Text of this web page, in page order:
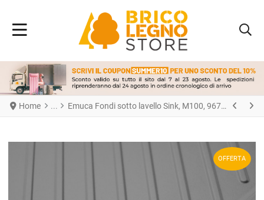
Home Emuca Fondi sotto lavello Sink, M100, 967x580mm, spessore della tavola 16mm, tagliabile, Tecnoplastica, Grigio antracite
OFFERTA